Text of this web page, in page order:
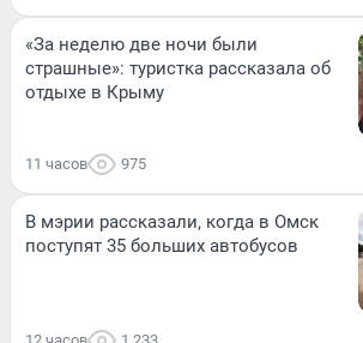
«За неделю две ночи были
страшные»: туристка рассказала об
отдыхе в Крыму
11 часов 975
В мэрии рассказали, когда в Омск
поступят 35 больших автобусов